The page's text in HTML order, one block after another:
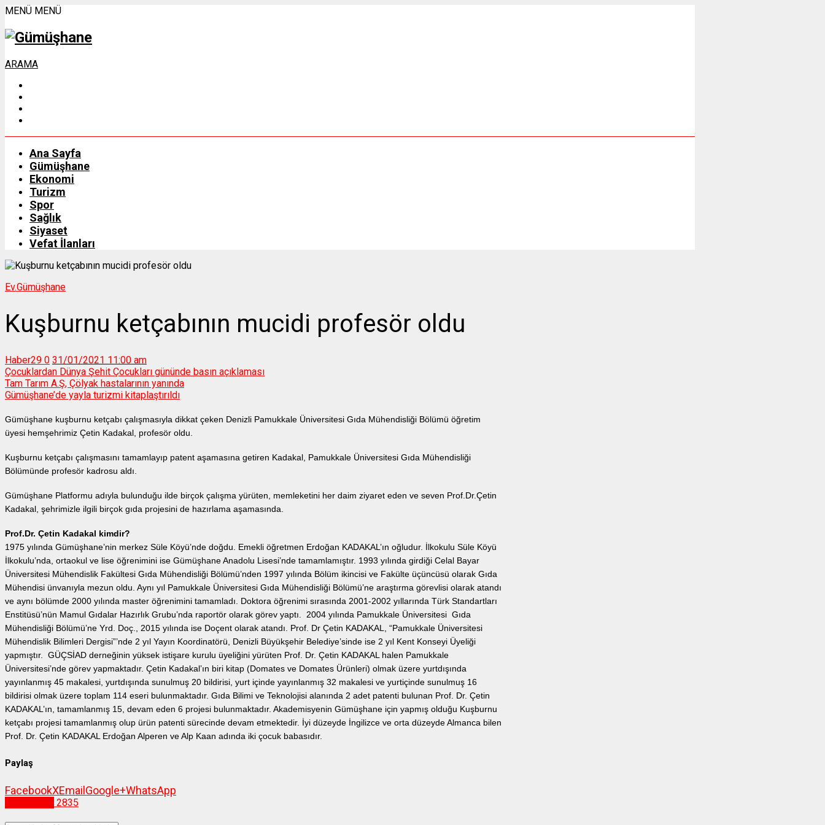
MENÜ MENÜ
ARAMA
Ana Sayfa
Gümüşhane
Ekonomi
Turizm
Spor
Sağlık
Siyaset
Vefat İlanları
Ev.Gümüşhane
Kuşburnu ketçabının mucidi profesör oldu
Haber29 0 31/01/2021 11:00 am
Çocuklardan Dünya Şehit Çocukları gününde basın açıklaması
Tam Tarım A.Ş, Çölyak hastalarının yanında
Gümüşhane’de yayla turizmi kitaplaştırıldı
Gümüşhane kuşburnu ketçabı çalışmasıyla dikkat çeken Denizli Pamukkale Üniversitesi Gıda Mühendisliği Bölümü öğretim
üyesi hemşehrimiz Çetin Kadakal, profesör oldu.
Kuşburnu ketçabı çalışmasını tamamlayıp patent aşamasına getiren Kadakal, Pamukkale Üniversitesi Gıda Mühendisliği
Bölümünde profesör kadrosu aldı.
Gümüşhane Platformu adıyla bulunduğu ilde birçok çalışma yürüten, memleketini her daim ziyaret eden ve seven Prof.Dr.Çetin
Kadakal, şehrimizle ilgili birçok gıda projesini de hazırlama aşamasında.
Prof.Dr. Çetin Kadakal kimdir?
1975 yılında Gümüşhane’nin merkez Süle Köyü’nde doğdu. Emekli öğretmen Erdoğan KADAKAL’ın oğludur. İlkokulu Süle Köyü
İlkokulu’nda, ortaokul ve lise öğrenimini ise Gümüşhane Anadolu Lisesi’nde tamamlamıştır. 1993 yılında girdiği Celal Bayar
Üniversitesi Mühendislik Fakültesi Gıda Mühendisliği Bölümü’nden 1997 yılında Bölüm ikincisi ve Fakülte üçüncüsü olarak Gıda
Mühendisi ünvanıyla mezun oldu. Aynı yıl Pamukkale Üniversitesi Gıda Mühendisliği Bölümü’ne araştırma görevlisi olarak atandı
ve aynı bölümde 2000 yılında master öğrenimini tamamladı. Doktora öğrenimi sırasında 2001-2002 yıllarında Türk Standartları
Enstitüsü’nün Mamul Gıdalar Hazırlık Grubu’nda raportör olarak görev yaptı. 2004 yılında Pamukkale Üniversitesi Gıda
Mühendisliği Bölümü’ne Yrd. Doç., 2015 yılında ise Doçent olarak atandı. Prof. Dr Çetin KADAKAL, “Pamukkale Üniversitesi
Mühendislik Bilimleri Dergisi”’nde 2 yıl Yayın Koordinatörü, Denizli Büyükşehir Belediye’sinde ise 2 yıl Kent Konseyi Üyeliği
yapmıştır. GÜÇSİAD derneğinin yüksek istişare kurulu üyeliğini yürüten Prof. Dr. Çetin KADAKAL halen Pamukkale
Üniversitesi’nde görev yapmaktadır. Çetin Kadakal’ın biri kitap (Domates ve Domates Ürünleri) olmak üzere yurtdışında
yayınlanmış 45 makalesi, yurtdışında sunulmuş 20 bildirisi, yurt içinde yayınlanmış 32 makalesi ve yurtiçinde sunulmuş 16
bildirisi olmak üzere toplam 114 eseri bulunmaktadır. Gıda Bilimi ve Teknolojisi alanında 2 adet patenti bulunan Prof. Dr. Çetin
KADAKAL’ın, tamamlanmış 15, devam eden 6 projesi bulunmaktadır. Akademisyenin Gümüşhane için yapmış olduğu Kuşburnu
ketçabı projesi tamamlanmış olup ürün patenti sürecinde devam etmektedir. İyi düzeyde İngilizce ve orta düzeyde Almanca bilen
Prof. Dr. Çetin KADAKAL Erdoğan Alperen ve Alp Kaan adında iki çocuk babasıdır.
Paylaş
FacebookXEmail Google+WhatsApp
2835